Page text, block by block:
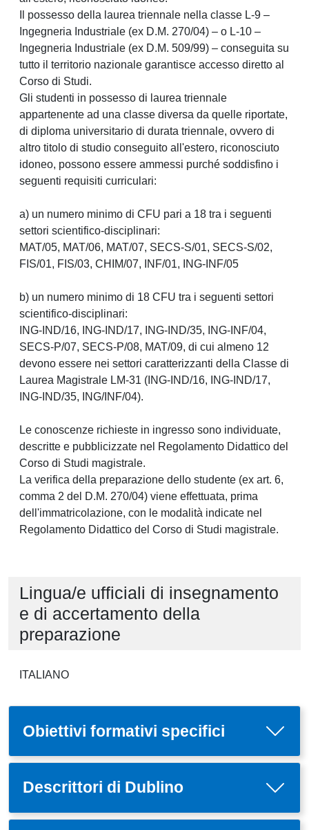
Il possesso della laurea triennale nella classe L-9 –
Ingegneria Industriale (ex D.M. 270/04) – o L-10 –
Ingegneria Industriale (ex D.M. 509/99) – conseguita su
tutto il territorio nazionale garantisce accesso diretto al
Corso di Studi.
Gli studenti in possesso di laurea triennale
appartenente ad una classe diversa da quelle riportate,
di diploma universitario di durata triennale, ovvero di
altro titolo di studio conseguito all'estero, riconosciuto
idoneo, possono essere ammessi purché soddisfino i
seguenti requisiti curriculari:
a) un numero minimo di CFU pari a 18 tra i seguenti
settori scientifico-disciplinari:
MAT/05, MAT/06, MAT/07, SECS-S/01, SECS-S/02,
FIS/01, FIS/03, CHIM/07, INF/01, ING-INF/05
b) un numero minimo di 18 CFU tra i seguenti settori
scientifico-disciplinari:
ING-IND/16, ING-IND/17, ING-IND/35, ING-INF/04,
SECS-P/07, SECS-P/08, MAT/09, di cui almeno 12
devono essere nei settori caratterizzanti della Classe di
Laurea Magistrale LM-31 (ING-IND/16, ING-IND/17,
ING-IND/35, ING/INF/04).
Le conoscenze richieste in ingresso sono individuate,
descritte e pubblicizzate nel Regolamento Didattico del
Corso di Studi magistrale.
La verifica della preparazione dello studente (ex art. 6,
comma 2 del D.M. 270/04) viene effettuata, prima
dell'immatricolazione, con le modalità indicate nel
Regolamento Didattico del Corso di Studi magistrale.
Lingua/e ufficiali di insegnamento
e di accertamento della
preparazione
ITALIANO
Obiettivi formativi specifici
Descrittori di Dublino